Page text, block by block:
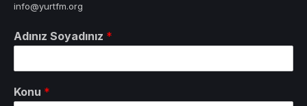
info@yurtfm.org
Adınız Soyadınız *
Konu *